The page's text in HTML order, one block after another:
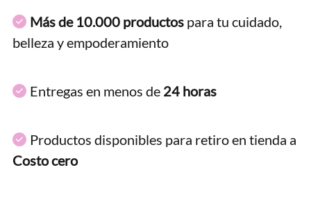
Más de 10.000 productos para tu cuidado,
belleza y empoderamiento
Entregas en menos de 24 horas
Productos disponibles para retiro en tienda a
Costo cero